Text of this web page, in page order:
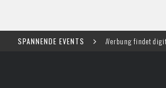
SPANNENDE EVENTS
für Marketing und Werbung findet digital statt!